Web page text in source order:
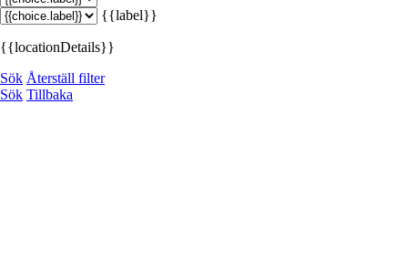
{{label}}
{{locationDetails}}
Sök Återställ filter
Sök Tillbaka